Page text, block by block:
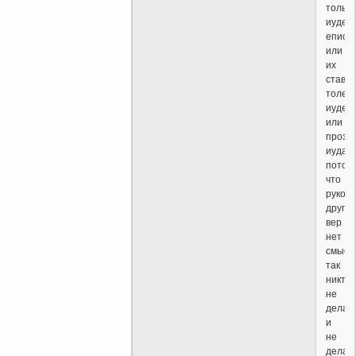
только
иудеи
или
их
толе
иудеи
или
что
других
вер
нет
так
никто
не
делал
и
не